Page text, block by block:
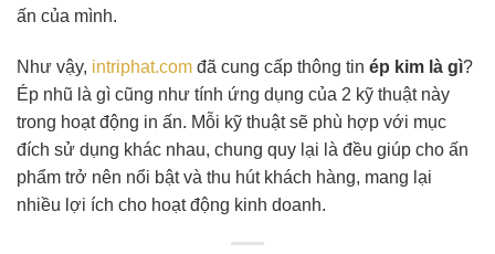
ấn của mình.
Như vậy, intriphat.com đã cung cấp thông tin ép kim là gì?
Ép nhũ là gì cũng như tính ứng dụng của 2 kỹ thuật này
trong hoạt động in ấn. Mỗi kỹ thuật sẽ phù hợp với mục
đích sử dụng khác nhau, chung quy lại là đều giúp cho ấn
phẩm trở nên nổi bật và thu hút khách hàng, mang lại
nhiều lợi ích cho hoạt động kinh doanh.